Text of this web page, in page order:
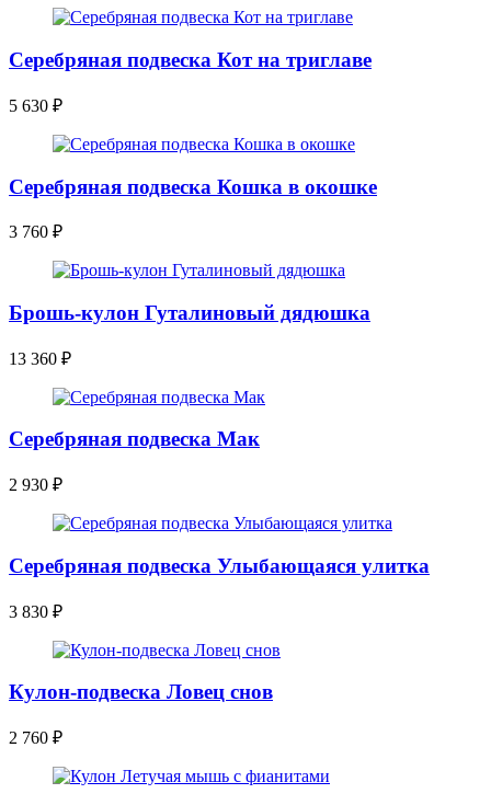
Серебряная подвеска Кот на триглаве
5 630 ₽
Серебряная подвеска Кошка в окошке
3 760 ₽
Брошь-кулон Гуталиновый дядюшка
13 360 ₽
Серебряная подвеска Мак
2 930 ₽
Серебряная подвеска Улыбающаяся улитка
3 830 ₽
Кулон-подвеска Ловец снов
2 760 ₽